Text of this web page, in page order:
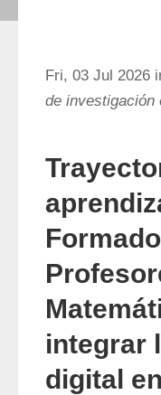
Fri, 03 Jul 2026
de investigación
integrar
digital